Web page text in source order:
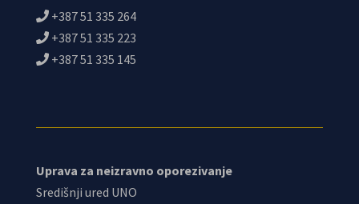
+387 51 335 264
+387 51 335 223
+387 51 335 145
Uprava za neizravno oporezivanje
Središnji ured UNO